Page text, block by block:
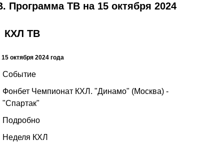
Программа ТВ на 15 октября 2024
КХЛ ТВ
15 октября 2024 года
Событие
Фонбет Чемпионат КХЛ. "Динамо" (Москва) -
"Спартак"
Подробно
Неделя КХЛ